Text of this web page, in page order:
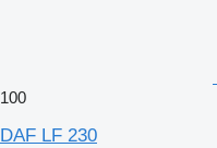
100
DAF LF 230